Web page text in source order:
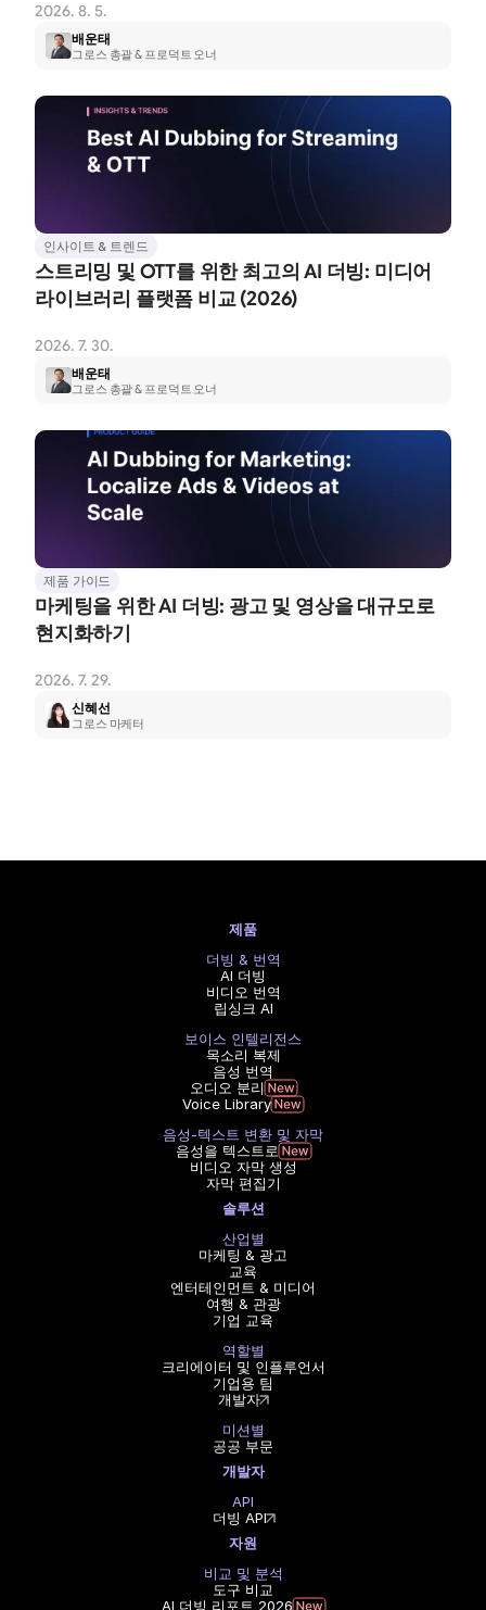
2026. 8. 5.
배운태
그로스 총괄 & 프로덕트 오너
인사이트 & 트렌드
스트리밍 및 OTT를 위한 최고의 AI 더빙: 미디어
라이브러리 플랫폼 비교 (2026)
2026. 7. 30.
배운태
그로스 총괄 & 프로덕트 오너
제품 가이드
마케팅을 위한 AI 더빙: 광고 및 영상을 대규모로
현지화하기
2026. 7. 29.
신혜선
그로스 마케터
제품
더빙 & 번역
AI 더빙
비디오 번역
립싱크 AI
보이스 인텔리전스
목소리 복제
음성 번역
오디오 분리
Voice Library
음성-텍스트 변환 및 자막
음성을 텍스트로
비디오 자막 생성
자막 편집기
솔루션
산업별
마케팅 & 광고
교육
엔터테인먼트 & 미디어
여행 & 관광
기업 교육
역할별
크리에이터 및 인플루언서
기업용 팀
개발자
미션별
공공 부문
개발자
API
더빙 API
자원
비교 및 분석
도구 비교
AI 더빙 리포트 2026